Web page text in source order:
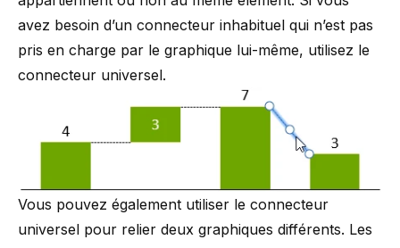
avez besoin d’un connecteur inhabituel qui n’est pas
pris en charge par le graphique lui-même, utilisez le
connecteur universel.
Vous pouvez également utiliser le connecteur
universel pour relier deux graphiques différents. Les